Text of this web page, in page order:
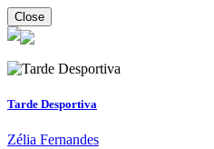
Close
Tarde Desportiva
Zélia Fernandes